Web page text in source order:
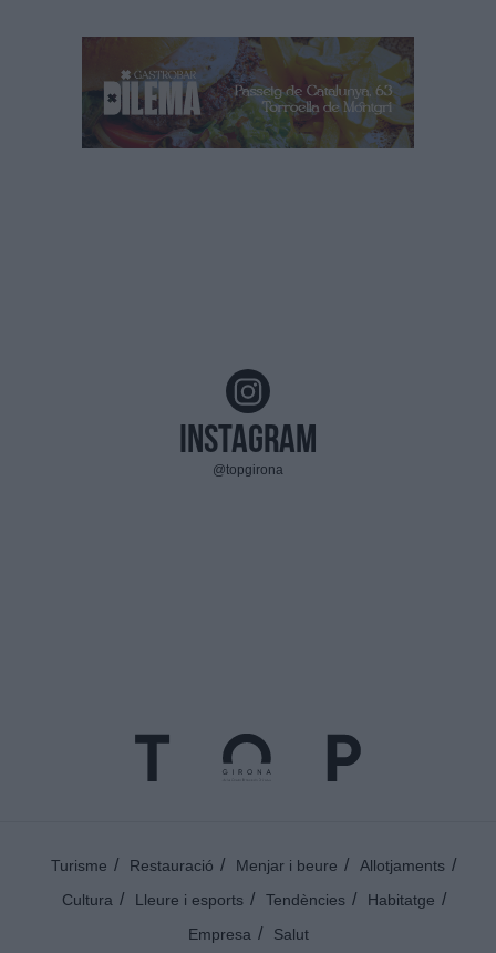
Instagram
@topgirona
Turisme Restauració Menjar i beure
Allotjaments
Cultura
Lleure i esports Tendències
Habitatge
Empresa
Salut